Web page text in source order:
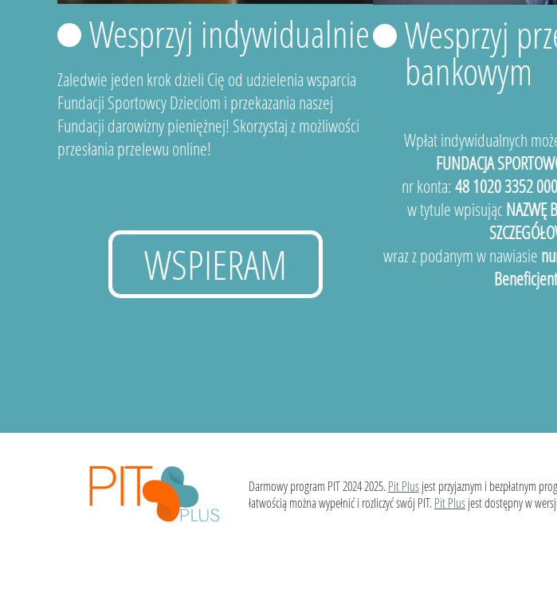
Wesprzyj indywidualnie
Zaledwie jeden krok dzieli Cię od udzielenia wsparcia
Fundacji Sportowcy Dzieciom i przekazania naszej
Fundacji darowizny pieniężnej! Skorzystaj z możliwości
przesłania przelewu online!
WSPIERAM
Wesprzyj
bankowym
Wpłat indywidualnych
FUNDACJA
nr konta: 48 1020 3352
w tytule wpisującNAZWĘ
wraz z podanym w nawiasie
Darmowy program PIT 2024 2025.Pit Plusjest przyjaznym i bezpłatnym
łatwością można wypełnić i rozliczyć swój PIT.Pit Plusjest dostępny w